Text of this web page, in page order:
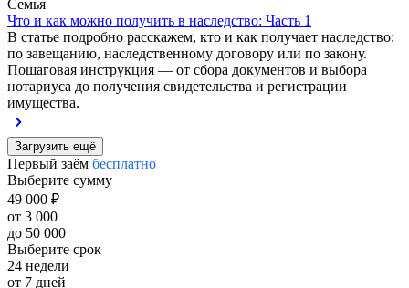
Семья
Что и как можно получить в наследство: Часть 1
В статье подробно расскажем, кто и как получает наследство:
по завещанию, наследственному договору или по закону.
Пошаговая инструкция — от сбора документов и выбора
нотариуса до получения свидетельства и регистрации
имущества.
Загрузить ещё
Первый заём бесплатно
Выберите сумму
49 000 ₽
от 3 000
до 50 000
Выберите срок
24 недели
от 7 дней